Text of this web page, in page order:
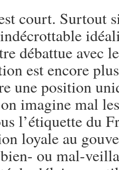
court. Surtout
débattue avec
est encore
une position
imagine mal
l’étiquette du
loyale au
ou mal-